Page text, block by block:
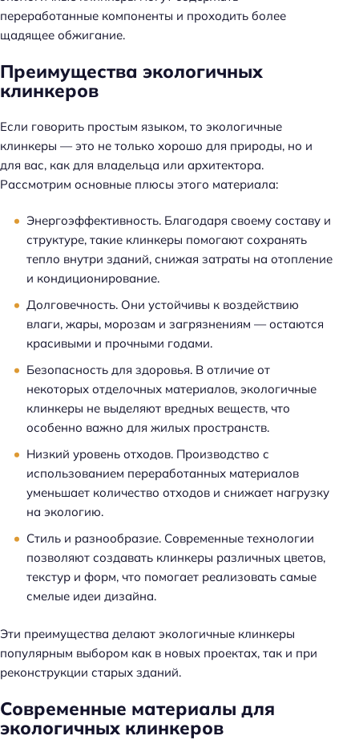
переработанные компоненты и проходить более
щадящее обжигание.
Преимущества экологичных
клинкеров
Если говорить простым языком, то экологичные
клинкеры — это не только хорошо для природы, но и
для вас, как для владельца или архитектора.
Рассмотрим основные плюсы этого материала:
Энергоэффективность. Благодаря своему составу и
структуре, такие клинкеры помогают сохранять
тепло внутри зданий, снижая затраты на отопление
и кондиционирование.
Долговечность. Они устойчивы к воздействию
влаги, жары, морозам и загрязнениям — остаются
красивыми и прочными годами.
Безопасность для здоровья. В отличие от
некоторых отделочных материалов, экологичные
клинкеры не выделяют вредных веществ, что
особенно важно для жилых пространств.
Низкий уровень отходов. Производство с
использованием переработанных материалов
уменьшает количество отходов и снижает нагрузку
на экологию.
Стиль и разнообразие. Современные технологии
позволяют создавать клинкеры различных цветов,
текстур и форм, что помогает реализовать самые
смелые идеи дизайна.
Эти преимущества делают экологичные клинкеры
популярным выбором как в новых проектах, так и при
реконструкции старых зданий.
Современные материалы для
экологичных клинкеров